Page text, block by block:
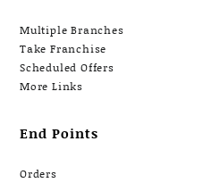
Multiple Branches
Take Franchise
Scheduled Offers
More Links
End Points
Orders